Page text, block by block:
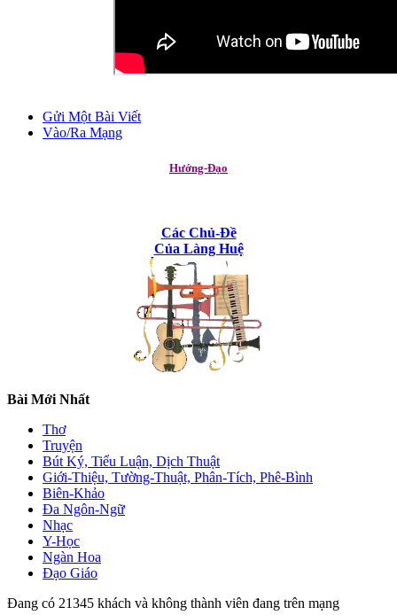
Gửi Một Bài Viết
Vào/Ra Mạng
Hướng-Đạo
Các Chủ-Đề
Của Làng Huệ
Bài Mới Nhất
Thơ
Truyện
Bút Ký, Tiểu Luận, Dịch Thuật
Giới-Thiệu, Tường-Thuật, Phân-Tích, Phê-Bình
Biên-Khảo
Đa Ngôn-Ngữ
Nhạc
Y-Học
Ngàn Hoa
Đạo Giáo
Đang có 21345 khách và không thành viên đang trên mạng